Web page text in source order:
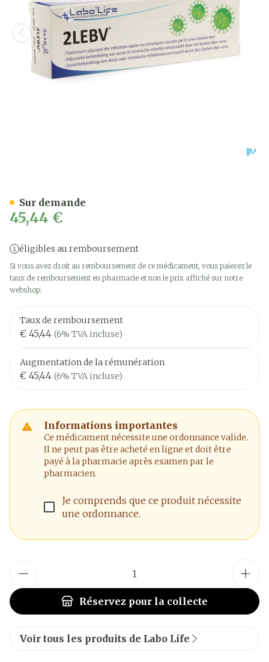
45,44 €
éligibles au remboursement
Si vous avez droit au remboursement de ce médicament, vous paierez le
taux de remboursement en pharmacie et non le prix affiché sur notre
webshop.
Taux de remboursement
€ 45,44 (6% TVA incluse)
Augmentation de la rémunération
€ 45,44 (6% TVA incluse)
Informations importantes
Ce médicament nécessite une ordonnance valide.
Il ne peut pas être acheté en ligne et doit être
payé à la pharmacie après examen par le
pharmacien.
Je comprends que ce produit nécessite
une ordonnance.
Réservez pour la collecte
Sur demande
Voir tous les produits de Labo Life